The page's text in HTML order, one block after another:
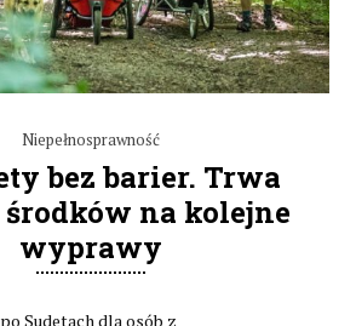
Niepełnosprawność
bez barier. Trwa
na kolejne
wyprawy
Sudetach dla osób z